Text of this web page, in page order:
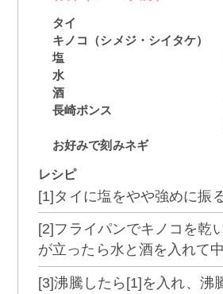
タイ
キノコ（シメジ・シイタケ）
塩
水
酒
長崎ポンス
お好みで刻みネギ
レシピ
[1]タイに塩をやや強めに振る
[2]フライパンでキノコを乾
が立ったら水と酒を入れて
[3]沸騰したら[1]を入れ、沸